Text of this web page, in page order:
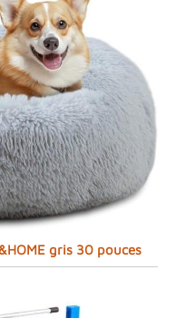
gris 30 pouces